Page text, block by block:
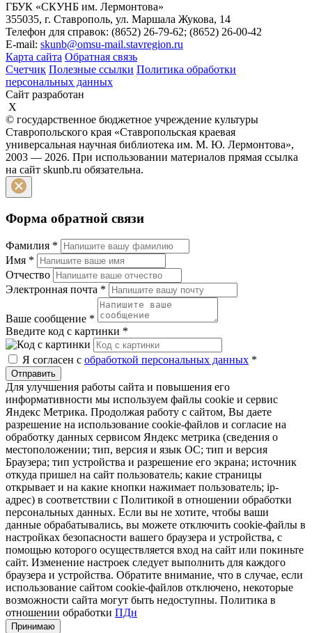
ГБУК «СКУНБ им. Лермонтова»
355035, г. Ставрополь, ул. Маршала Жукова, 14
Телефон для справок: (8652) 26-79-62; (8652) 26-00-42
E-mail: skunb@omsu-mail.stavregion.ru
Карта сайта Обратная связь
Счетчик Полезные ссылки Политика обработки
персональных данных
Сайт разработан
X
© государственное бюджетное учреждение культуры
Ставропольского края «Ставропольская краевая
универсальная научная библиотека им. М. Ю. Лермонтова»,
2003 — 2026. При использовании материалов прямая ссылка
на сайт skunb.ru обязательна.
Форма обратной связи
Фамилия *
Имя *
Отчество
Электронная почта *
Ваше сообщение *
Введите код с картинки *
Я согласен с обработкой персональных данных *
Отправить
Для улучшения работы сайта и повышения его
информативности мы используем файлы cookie и сервис
Яндекс Метрика. Продолжая работу с сайтом, Вы даете
разрешение на использование cookie-файлов и согласие на
обработку данных сервисом Яндекс метрика (сведения о
местоположении; тип, версия и язык ОС; тип и версия
Браузера; тип устройства и разрешение его экрана; источник
откуда пришел на сайт пользователь; какие страницы
открывает и на какие кнопки нажимает пользователь; ip-
адрес) в соответствии с Политикой в отношении обработки
персональных данных. Если вы не хотите, чтобы ваши
данные обрабатывались, вы можете отключить cookie-файлы в
настройках безопасности вашего браузера и устройства, с
помощью которого осуществляется вход на сайт или покиньте
сайт. Изменение настроек следует выполнить для каждого
браузера и устройства. Обратите внимание, что в случае, если
использование сайтом cookie-файлов отключено, некоторые
возможности сайта могут быть недоступны. Политика в
отношении обработки ПДн
Принимаю